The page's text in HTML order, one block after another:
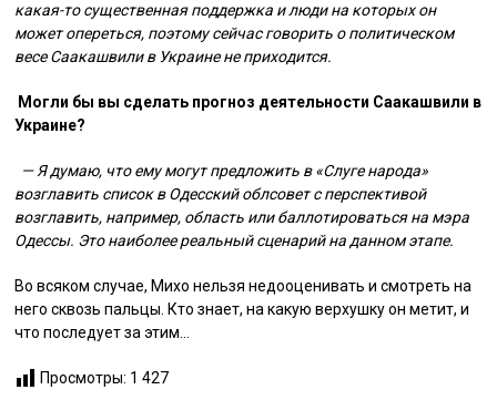
какая-то существенная поддержка и люди на которых он
может опереться, поэтому сейчас говорить о политическом
весе Саакашвили в Украине не приходится.
Могли бы вы сделать прогноз деятельности Саакашвили в
Украине?
— Я думаю, что ему могут предложить в «Слуге народа»
возглавить список в Одесский облсовет с перспективой
возглавить, например, область или баллотироваться на мэра
Одессы. Это наиболее реальный сценарий на данном этапе.
Во всяком случае, Михо нельзя недооценивать и смотреть на
него сквозь пальцы. Кто знает, на какую верхушку он метит, и
что последует за этим…
Просмотры: 1 427